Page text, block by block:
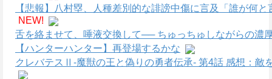
【悲報】八村塁、人種差別的な誹謗中傷に言及「誰が何
NEW!
舌を絡ませて、唾液交換して── ちゅっちゅしながらの濃
【ハンターハンター】再登場するかな
クレバテスⅡ-魔獣の王と偽りの勇者伝承- 第4話 感想：敵